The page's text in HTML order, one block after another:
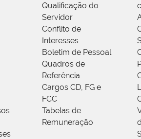
Qualificação do
Servidor
Conflito de
Interesses
Boletim de Pessoal
Quadros de
Referência
Cargos CD, FG e
FCC
Tabelas de
Remuneração